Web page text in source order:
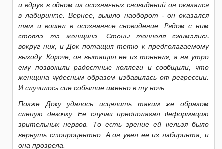
и вдруг в одном из осознанных сновидений он оказался
в лабиринте. Вернее, вышло наоборот - он оказался
там и вошел в осознанное сновидение. Рядом с ним
стояла та женщина. Стены тоннеля сжимались
вокруг них, и Док потащил тетю к предполагаемому
выходу. Короче, он вытащил ее из тоннеля, а на утро
ему позвонили радостные коллеги и сообщили, что
женщина чудесным образом избавилась от регрессии.
И случилось сие событие именно в ту ночь.
Позже Доку удалось исцелить таким же образом
слепую девочку. Ее случай предполагал деформацию
зрительных нервов. То есть зрение ей нельзя было
вернуть стопроцентно. А он увел ее из лабиринта, и
она прозрела.